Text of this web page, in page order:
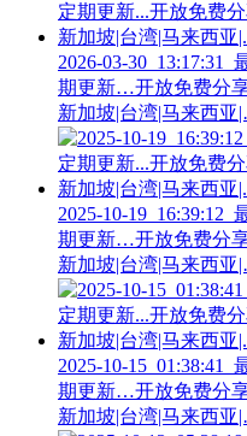
2026-03-
期更新…开放免费分
新加坡|台湾|马来西
2025-10-
期更新…开放免费分
新加坡|台湾|马来西
2025-10-
期更新…开放免费分
新加坡|台湾|马来西